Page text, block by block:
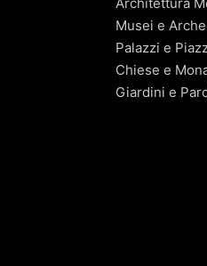
Musei e
Palazzi e
Chiese e
Giardini e